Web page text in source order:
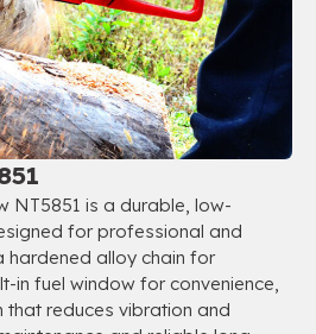
NT5851 is a durable, low-
for professional and
hardened alloy chain for
in fuel window for convenience,
reduces vibration and